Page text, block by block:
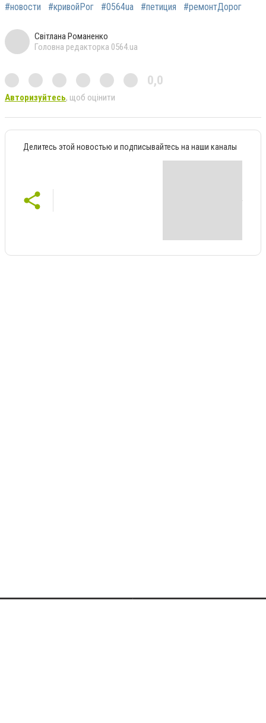
#новости #кривойРог #0564ua #петиция #ремонтДорог
Світлана Романенко
Головна редакторка 0564.ua
0,0
Авторизуйтесь, щоб оцінити
Делитесь этой новостью и подписывайтесь на наши каналы